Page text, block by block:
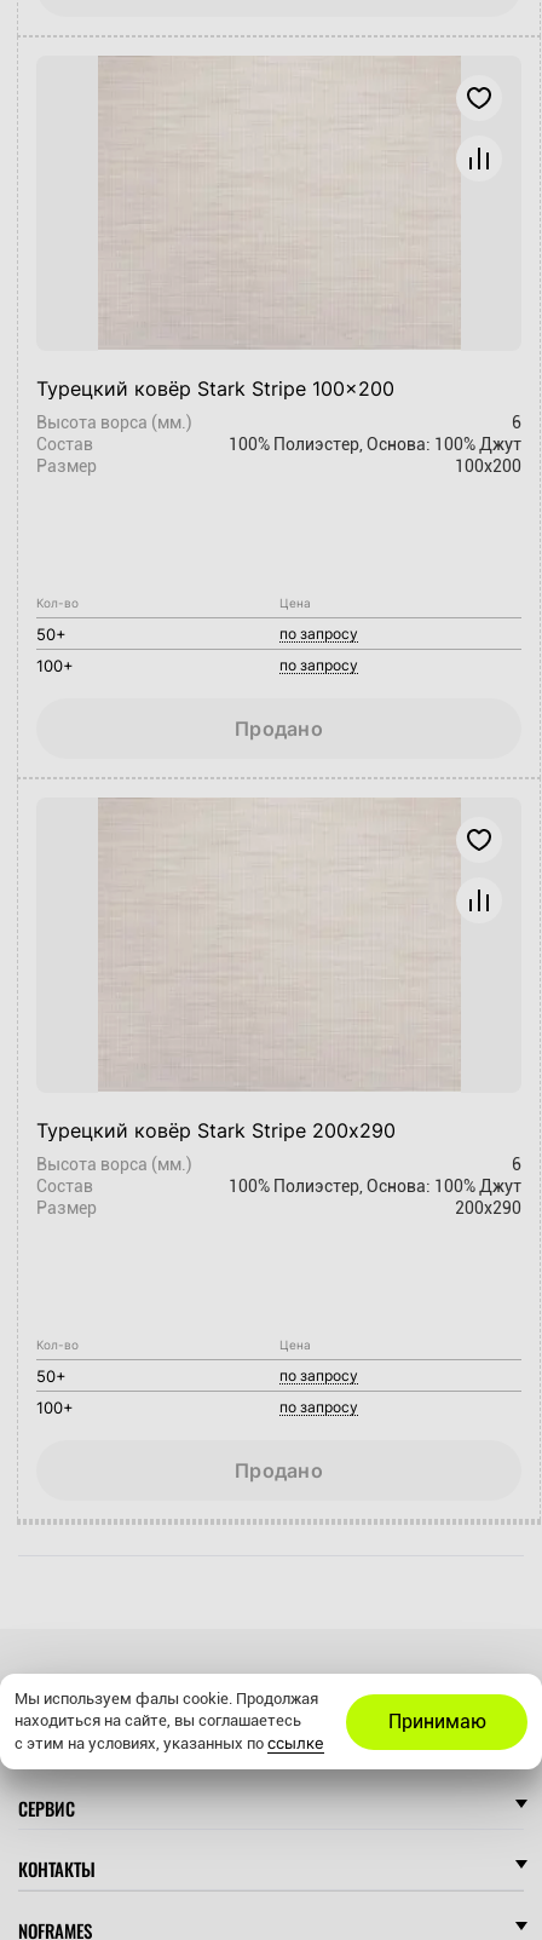
Турецкий ковёр Stark Stripe 100x200
Высота ворса (мм.)
6
Состав
100% Полиэстер, Основа: 100% Джут
Размер
100х200
Кол-во
50+
100+
Цена
по запросу
по запросу
Продано
Турецкий ковёр Stark Stripe 200х290
Высота ворса (мм.)
6
Состав
100% Полиэстер, Основа: 100% Джут
Размер
200x290
Кол-во
50+
100+
Цена
по запросу
по запросу
Продано
Мы используем фалы cookie. Продолжая
находиться на сайте, вы соглашаетесь
с этим на условиях, указанных по ссылке
Принимаю
УСЛУГИ
ИНТЕРНЕТ-МАГАЗИН
СЕРВИС
КОНТАКТЫ
NOFRAMES